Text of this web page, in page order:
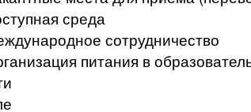
среда
сотрудничество
питания в